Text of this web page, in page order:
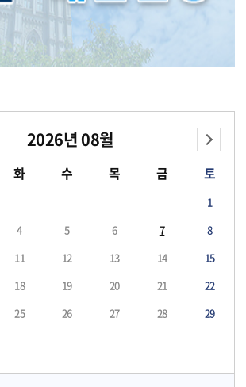
함 파. 상기 일정은 교내일정에 따라 변동 가능
교 총무관리처 시설운영팀 02)961-9250 202
총무관리처장
2026 08
화 수 목 금 토
1
4 5 6 7
8
11 12 13 14
15
18 19 20 21
22
25 26 27 28
29